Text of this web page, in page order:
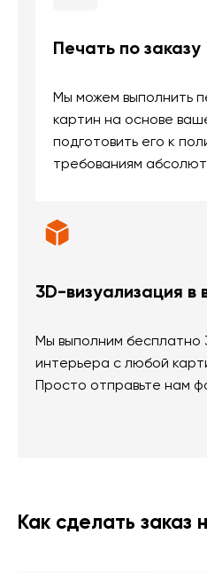
Печать по заказу
Мы можем выполнить
картин на основе
подготовить его к
требованиям
3D-визуализация
Мы выполним бесплатно
интерьера с любой
Просто отправьте нам
Как сделать заказ